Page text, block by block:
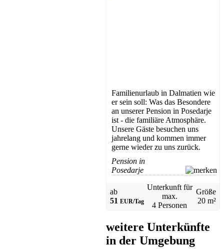
Familienurlaub in Dalmatien wie
er sein soll: Was das Besondere
an unserer Pension in Posedarje
ist - die familiäre Atmosphäre.
Unsere Gäste besuchen uns
jahrelang und kommen immer
gerne wieder zu uns zurück.
Pension in
Posedarje
ab
51 EUR/Tag
Unterkunft für
max.
4 Personen
Größe
20 m²
weitere Unterkünfte
in der Umgebung